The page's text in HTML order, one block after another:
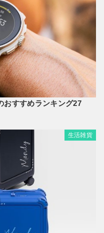
おすすめランキング27
生活雑貨